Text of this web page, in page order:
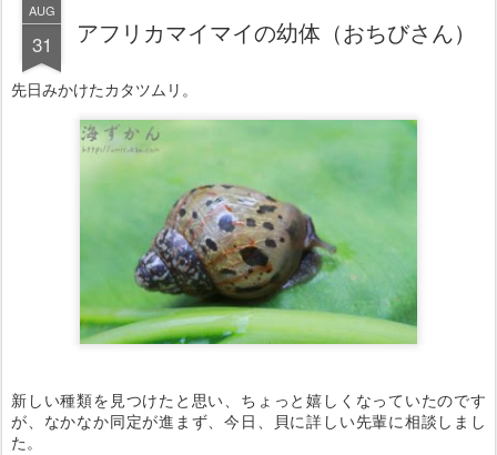
AUG
31 アフリカマイマイの幼体（おちびさん）
先日みかけたカタツムリ。
新しい種類を見つけたと思い、ちょっと嬉しくなっていたのです
が、なかなか同定が進まず、今日、貝に詳しい先輩に相談しまし
た。